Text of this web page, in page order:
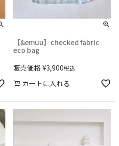
【&emuu】checked fabric
eco bag
販売価格 ¥3,900税込
カートに入れる